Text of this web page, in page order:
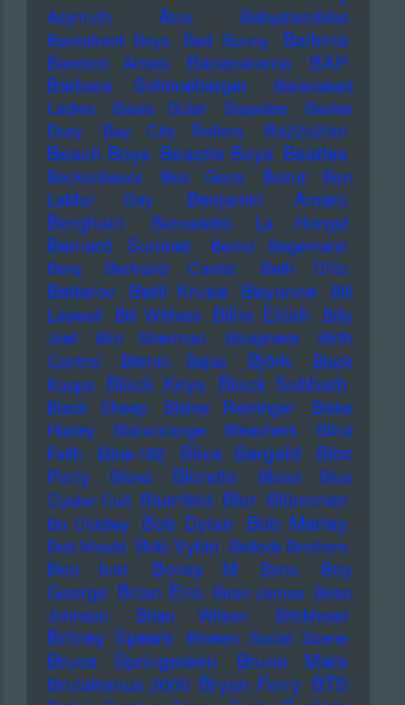
Azymuth Ätna
Babyshambles
Backstreet Boys
Bad Bunny Balbina
Bamboo Artists Bananarama
BAP
Barbara Schöneberger
Barenaked
Ladies
Basia Bulat Bassdee
Baxter
Dury
Bay City Rollers Bazzazian
Beach Boys Beastie Boys Beatles
Beckenbauer Bee Gees Beirut
Ben
LaMar Gay
Benjamin Amaru
Berghain Bernadette La Hengst
Bernard Sumner
Bernd Begemann
Berq
Bertrand Cantat Beth Ditto
Betterov Betti Kruse Beyonce
Bill
Laswell
Bill Withers Billie Eilish
Billy
Joel
Bim Sherman Biosphere
Birth
Control
Bitchin Bajas Björk
Black
Kappa Black Keys Black Sabbath
Black Sheep Blaine Reininger
Blake
Harley
Blancmange Bleachers
Blind
Faith
Blink-182 Blixa Bargeld
Bloc
Party
Blond Blondie Blood
Blue
Oyster Cult Blumfeld Blur Blümchen
Bo Diddley Bob Dylan Bob Marley
Bob Mould Bob Vylan Bollock Brothers
Bon Iver Boney M Bono
Boy
George Brian Eno Brian James Brian
Johnson
Brian Wilson Brickhead
Britney Spears Broken Social Scene
Bruce Springsteen Bruno Mars
Brutalismus 3000 Bryan Ferry BTS